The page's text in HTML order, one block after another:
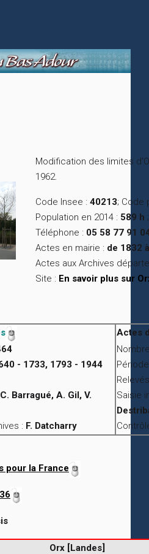
Modification des limites
1962.
Code Insee : 40213; Code
Population en 2014 : 589 h
Téléphone : 05 58 77 91
Actes en mairie : de 1832
Actes aux Archives
Site : En savoir plus sur
- 1733, 1793 - 1944
C. Barragué, A. Gil, V.
: F. Datcharry
Actes
Saisie
pour la France
Orx [Landes]